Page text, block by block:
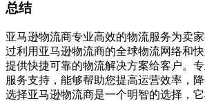
总结
亚马逊物流商专业高效的物流服务为卖
过利用亚马逊物流商的全球物流网络和
提供快捷可靠的物流解决方案给客户。
服务支持，能够帮助您提高运营效率，
选择亚马逊物流商是一个明智的选择，